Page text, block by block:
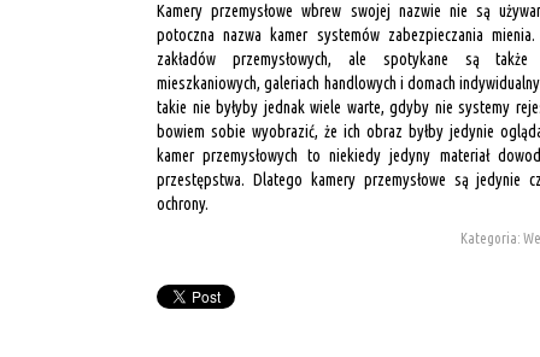
Kamery przemysłowe wbrew swojej nazwie nie są
potoczna nazwa kamer systemów zabezpieczania
zakładów przemysłowych, ale spotykane są
mieszkaniowych, galeriach handlowych i domach
takie nie byłyby jednak wiele warte, gdyby nie systemy
bowiem sobie wyobrazić, że ich obraz byłby jedynie
kamer przemysłowych to niekiedy jedyny materiał
przestępstwa. Dlatego kamery przemysłowe są jedynie
ochrony.
Kategoria: